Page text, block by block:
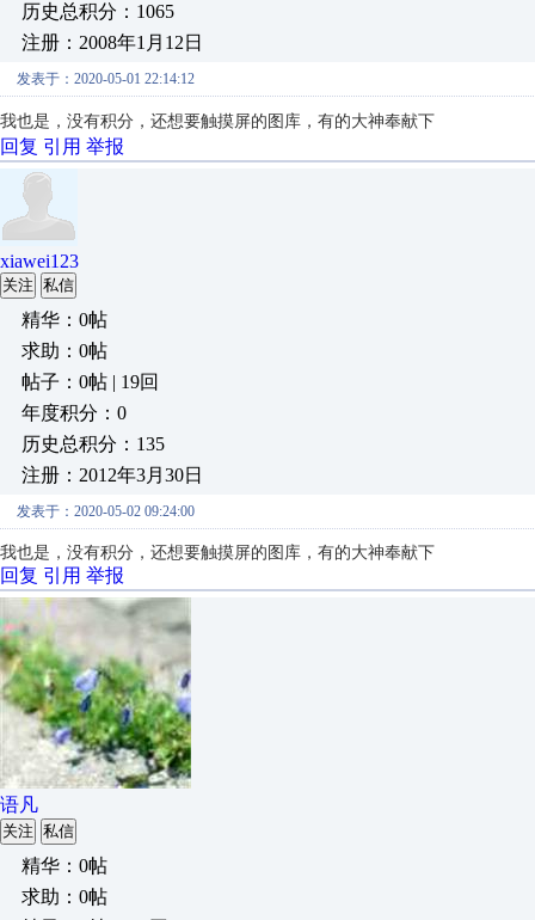
历史总积分：1065
注册：2008年1月12日
发表于：2020-05-01 22:14:12
我也是，没有积分，还想要触摸屏的图库，有的大神奉献下
回复 引用 举报
xiawei123
关注 私信
精华：0帖
求助：0帖
帖子：0帖 | 19回
年度积分：0
历史总积分：135
注册：2012年3月30日
发表于：2020-05-02 09:24:00
我也是，没有积分，还想要触摸屏的图库，有的大神奉献下
回复 引用 举报
语凡
关注 私信
精华：0帖
求助：0帖